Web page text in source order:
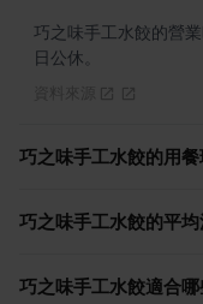
巧之味手工水餃的營
日公休。
巧之味手工水餃的用餐
巧之味手工水餃的平
巧之味手工水餃適合